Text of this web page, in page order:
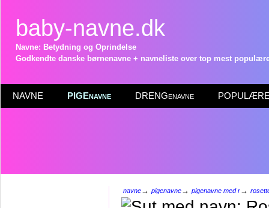
baby-navne.dk
Navne: Betydning og Oprindelse
Godkendte danske børnenavne + navneliste over top mest
NAVNE PIGEnavne DRENGenavne POPULÆRE
navne→ pigenavne→ pigenavne med r→